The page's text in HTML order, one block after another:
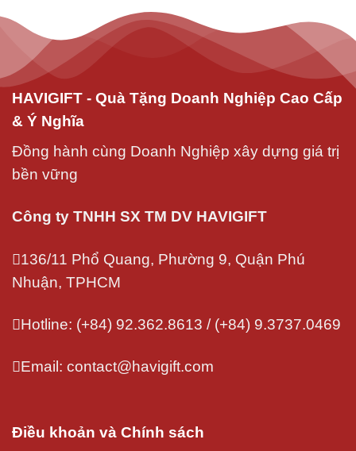
HAVIGIFT - Quà Tặng Doanh Nghiệp Cao Cấp
& Ý Nghĩa
Đồng hành cùng Doanh Nghiệp xây dựng giá trị
bền vững
Công ty TNHH SX TM DV HAVIGIFT
136/11 Phổ Quang, Phường 9, Quận Phú
Nhuận, TPHCM
Hotline: (+84) 92.362.8613 / (+84) 9.3737.0469
Email: contact@havigift.com
Điều khoản và Chính sách